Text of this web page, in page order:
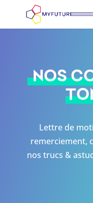
NOS
Lettre de
remerciement,
nos trucs &